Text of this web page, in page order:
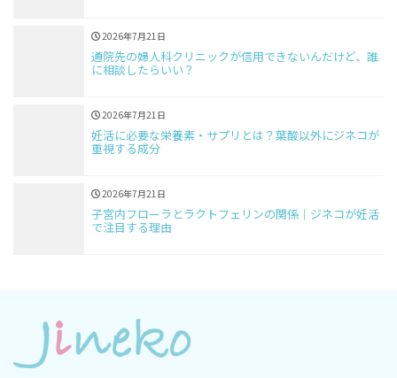
2026年7月21日
通院先の婦人科クリニックが信用できないんだけど、誰
に相談したらいい？
2026年7月21日
妊活に必要な栄養素・サプリとは？葉酸以外にジネコが
重視する成分
2026年7月21日
子宮内フローラとラクトフェリンの関係｜ジネコが妊活
で注目する理由